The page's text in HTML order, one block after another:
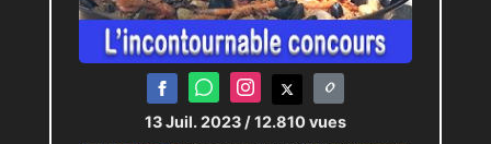
13 Juil. 2023 / 12.810 vues